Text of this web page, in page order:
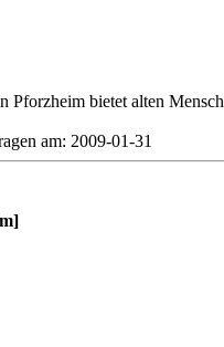
Pforzheim bietet alten
am: 2009-01-31